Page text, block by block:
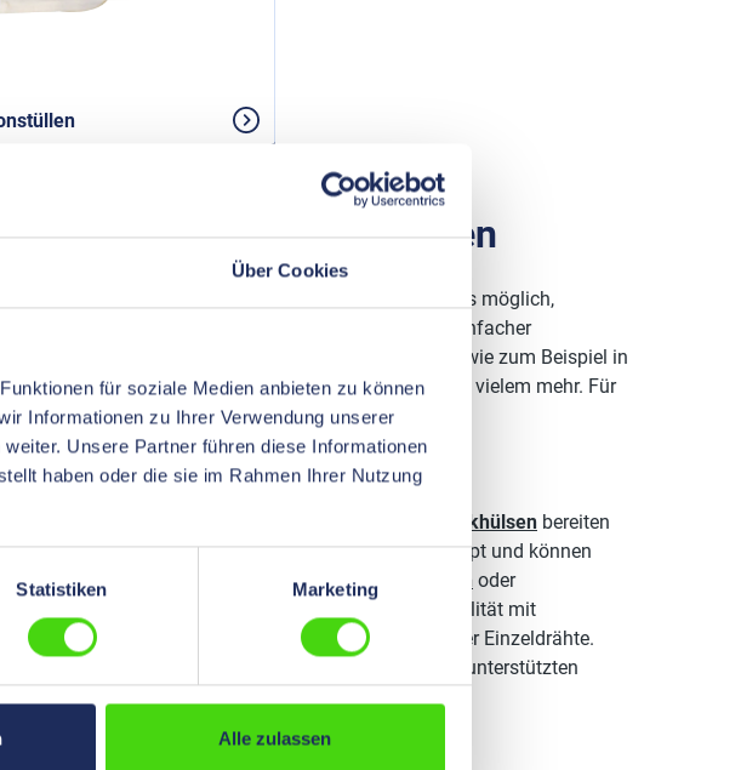
Über Cookies
für soziale Medien anbieten zu können
Informationen zu Ihrer Verwendung unserer
Unsere Partner führen diese Informationen
haben oder die sie im Rahmen Ihrer Nutzung
Statistiken Marketing
Alle zulassen
Elektroinstallationen
auf die Schnelle realisieren. So ist es möglich,
für anspruchsvolle Elektrokonstruktionen mittels einfacher
kommt dabei in zahlreichen Bereichen zum Einsatz wie zum Beispiel in
Robotik, der Netzwerktechnik, im KFZ-Bereich und vielem mehr. Für
Steckvarianten.
Flachsteckhülsen bereiten
Dabei werden die Kabelenden in der Hülse vercrimpt und können
gesteckt oder gelötet werden. Sie gibt es in
oder
. All diese Elemente erhöhen die Leitungsqualität mit
Kabelenden ab und verhindern ein Ausfransen der Einzeldrähte.
bei allen Elementen ist die Auswahl des passenden unterstützten